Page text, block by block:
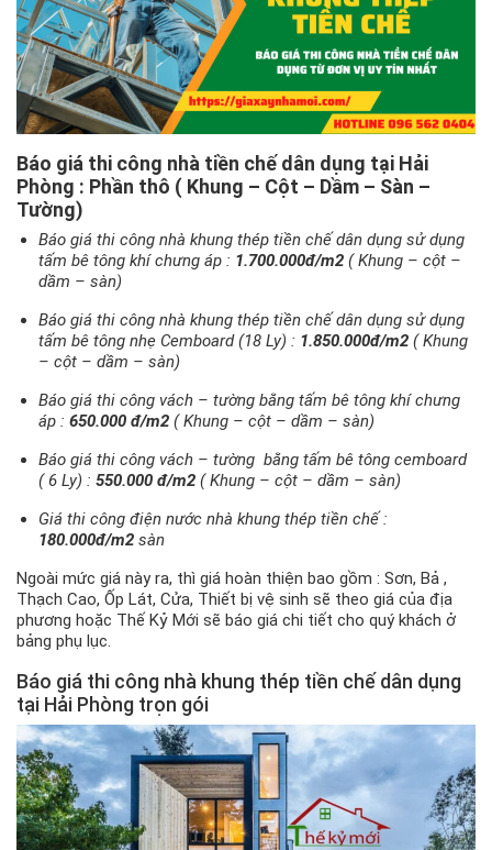
Báo giá thi công nhà tiền chế dân dụng tại Hải
Phòng : Phần thô ( Khung – Cột – Dầm – Sàn –
Tường)
Báo giá thi công nhà khung thép tiền chế dân dụng sử dụng
tấm bê tông khí chưng áp : 1.700.000đ/m2 ( Khung – cột –
dầm – sàn)
Báo giá thi công nhà khung thép tiền chế dân dụng sử dụng
tấm bê tông nhẹ Cemboard (18 Ly) : 1.850.000đ/m2 ( Khung
– cột – dầm – sàn)
Báo giá thi công vách – tường bằng tấm bê tông khí chưng
áp : 650.000 đ/m2 ( Khung – cột – dầm – sàn)
Báo giá thi công vách – tường bằng tấm bê tông cemboard
( 6 Ly) : 550.000 đ/m2 ( Khung – cột – dầm – sàn)
Giá thi công điện nước nhà khung thép tiền chế :
180.000đ/m2 sàn
Ngoài mức giá này ra, thì giá hoàn thiện bao gồm : Sơn, Bả ,
Thạch Cao, Ốp Lát, Cửa, Thiết bị vệ sinh sẽ theo giá của địa
phương hoặc Thế Kỷ Mới sẽ báo giá chi tiết cho quý khách ở
bảng phụ lục.
Báo giá thi công nhà khung thép tiền chế dân dụng
tại Hải Phòng trọn gói